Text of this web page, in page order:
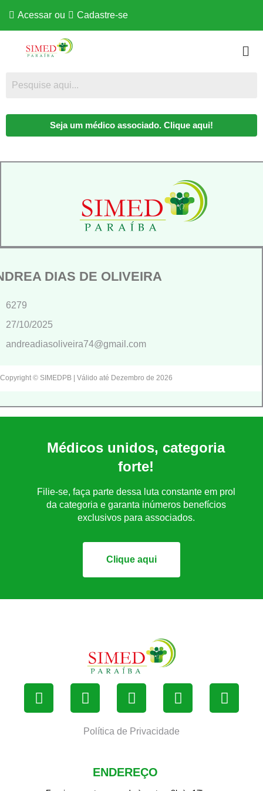
Acessar ou Cadastre-se
Seja um médico associado. Clique aqui!
DIAS DE OLIVEIRA
6279
27/10/2025
andreadiasoliveira74@gmail.com
Copyright © SIMEDPB | Válido até Dezembro de 2026
Médicos unidos, categoria
forte!
Filie-se, faça parte dessa luta constante em prol
da categoria e garanta inúmeros benefícios
exclusivos para associados.
Clique aqui
Política de Privacidade
ENDEREÇO